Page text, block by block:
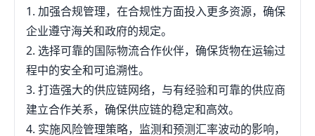
1. 加强合规管理，在合规性方面投入更多资源，确保
企业遵守海关和政府的规定。
2. 选择可靠的国际物流合作伙伴，确保货物在运输过
程中的安全和可追溯性。
3. 打造强大的供应链网络，与有经验和可靠的供应商
建立合作关系，确保供应链的稳定和高效。
4. 实施风险管理策略，监测和预测汇率波动的影响，